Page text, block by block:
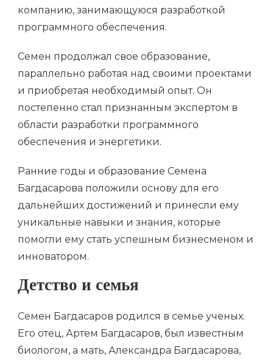
компанию, занимающуюся разработкой
программного обеспечения.
Семен продолжал свое образование,
параллельно работая над своими проектами
и приобретая необходимый опыт. Он
постепенно стал признанным экспертом в
области разработки программного
обеспечения и энергетики.
Ранние годы и образование Семена
Багдасарова положили основу для его
дальнейших достижений и принесли ему
уникальные навыки и знания, которые
помогли ему стать успешным бизнесменом и
инноватором.
Детство и семья
Семен Багдасаров родился в семье ученых.
Его отец, Артем Багдасаров, был известным
биологом, а мать, Александра Багдасарова,